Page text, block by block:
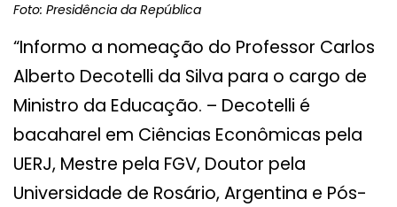
Foto: Presidência da República
“Informo a nomeação do Professor Carlos
Alberto Decotelli da Silva para o cargo de
Ministro da Educação. – Decotelli é
bacaharel em Ciências Econômicas pela
UERJ, Mestre pela FGV, Doutor pela
Universidade de Rosário, Argentina e Pós-